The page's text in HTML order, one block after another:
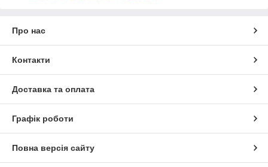
Про нас
Контакти
Доставка та оплата
Графік роботи
Повна версія сайту